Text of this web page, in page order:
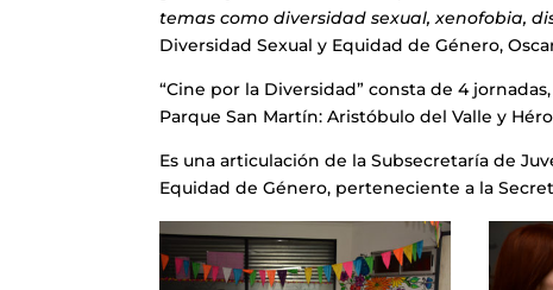
temas como diversidad sexual, xenofobia,
Diversidad Sexual y Equidad de Género,
“Cine por la Diversidad” consta de 4
Parque San Martín: Aristóbulo del Valle y
Es una articulación de la Subsecretaría de
Equidad de Género, perteneciente a la